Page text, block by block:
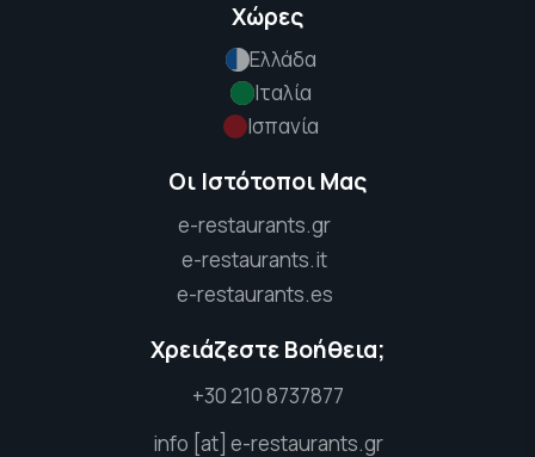
Χώρες
Ελλάδα
Ιταλία
Ισπανία
Οι Ιστότοποι Μας
e-restaurants.gr
e-restaurants.it
e-restaurants.es
Χρειάζεστε Βοήθεια;
+30 210 8737877
info [at] e-restaurants.gr